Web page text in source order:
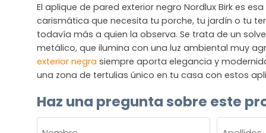
El aplique de pared exterior negro Nordlux Birk es
carismática que necesita tu porche, tu jardín o tu
todavía más a quien la observa. Se trata de un
metálico, que ilumina con una luz ambiental muy
exterior negra siempre aporta elegancia y
una zona de tertulias único en tu casa con estos
Haz una pregunta sobre este